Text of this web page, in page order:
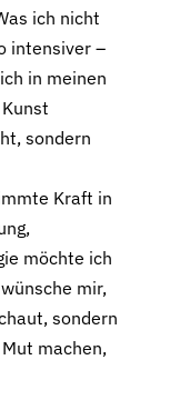
ich nicht
intensiver –
in meinen
sondern
Kraft in
möchte ich
mir,
sondern
machen,